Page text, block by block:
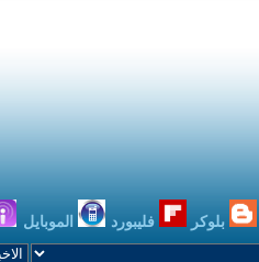
بلوكر فليبورد الموبايل